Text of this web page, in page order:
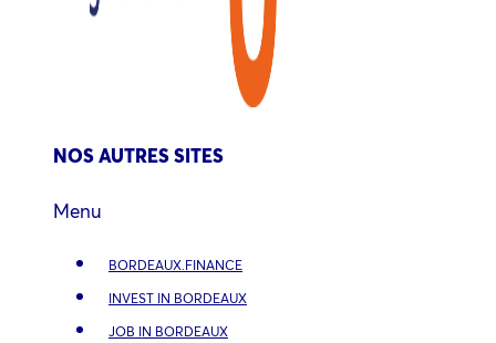
NOS AUTRES SITES
Menu
BORDEAUX.FINANCE
INVEST IN BORDEAUX
JOB IN BORDEAUX